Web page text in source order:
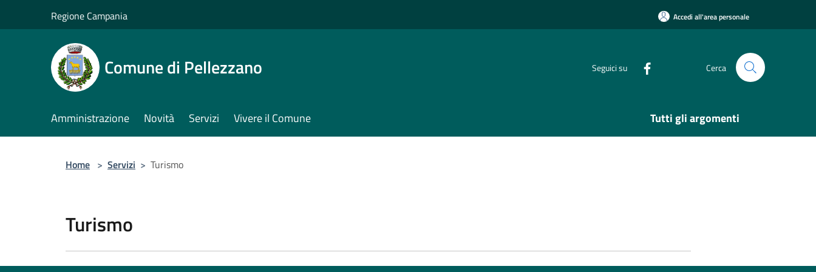
Regione Campania Accedi all'area personale
Comune di Pellezzano Seguici su Cerca
Amministrazione Novità Servizi Vivere il Comune Tutti gli argomenti
Home > Servizi > Turismo
Turismo